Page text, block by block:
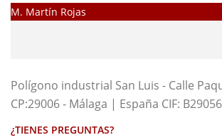
M. Martín Rojas
Polígono industrial San Luis - Calle
CP:29006 - Málaga | España CIF:
¿TIENES PREGUNTAS?